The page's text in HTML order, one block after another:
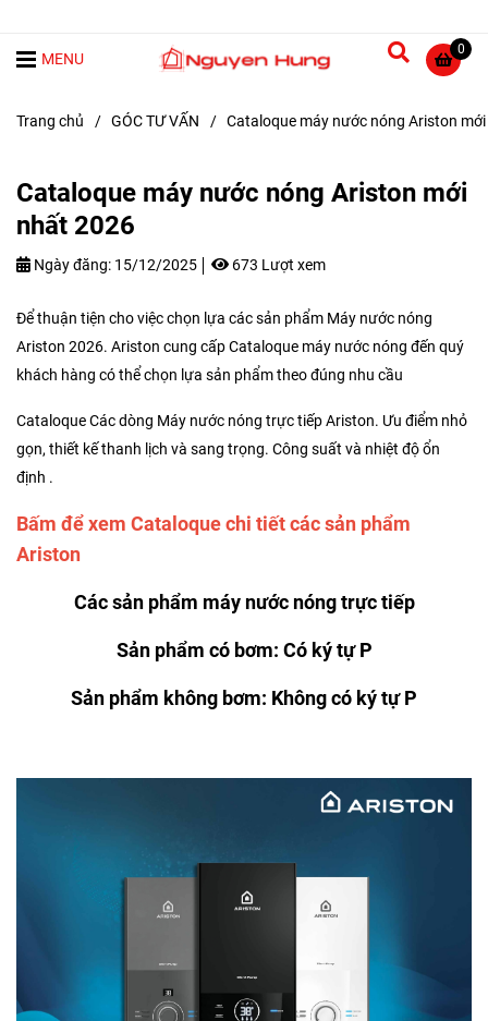
0
MENU
Trang chủ / GÓC TƯ VẤN / Cataloque máy nước nóng Ariston
Cataloque máy nước nóng Ariston mới
nhất 2026
Ngày đăng: 15/12/2025 673 Lượt xem
Để thuận tiện cho việc chọn lựa các sản phẩm Máy nước nóng
Ariston 2026. Ariston cung cấp Cataloque máy nước nóng đến quý
khách hàng có thể chọn lựa sản phẩm theo đúng nhu cầu
Cataloque Các dòng Máy nước nóng trực tiếp Ariston. Ưu điểm nhỏ
gọn, thiết kế thanh lịch và sang trọng. Công suất và nhiệt độ ổn
định .
Bấm để xem Cataloque chi tiết các sản phẩm
Ariston
Các sản phẩm máy nước nóng trực tiếp
Sản phẩm có bơm: Có ký tự P
Sản phẩm không bơm: Không có ký tự P